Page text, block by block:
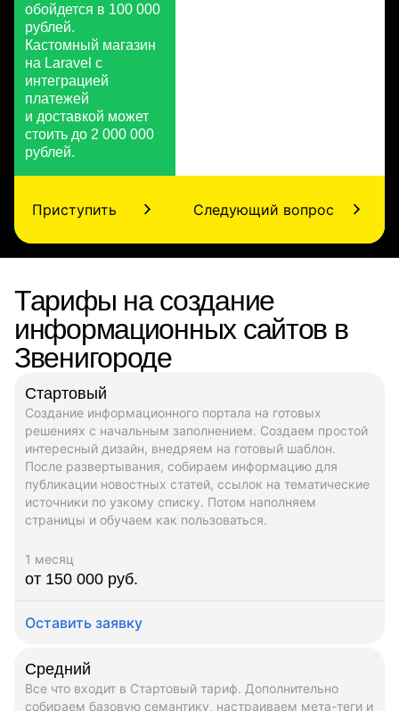
обойдется в 100 000
рублей.
Кастомный магазин
на Laravel с
интеграцией
платежей
и доставкой может
стоить до 2 000 000
рублей.
Приступить Следующий вопрос
Тарифы на создание
информационных сайтов в
Звенигороде
Стартовый
Создание информационного портала на готовых
решениях с начальным заполнением. Создаем простой
интересный дизайн, внедряем на готовый шаблон.
После развертывания, собираем информацию для
публикации новостных статей, ссылок на тематические
источники по узкому списку. Потом наполняем
страницы и обучаем как пользоваться.
1 месяц
от 150 000 руб.
Оставить заявку
Средний
Все что входит в Стартовый тариф. Дополнительно
собираем базовую семантику, настраиваем мета-теги и